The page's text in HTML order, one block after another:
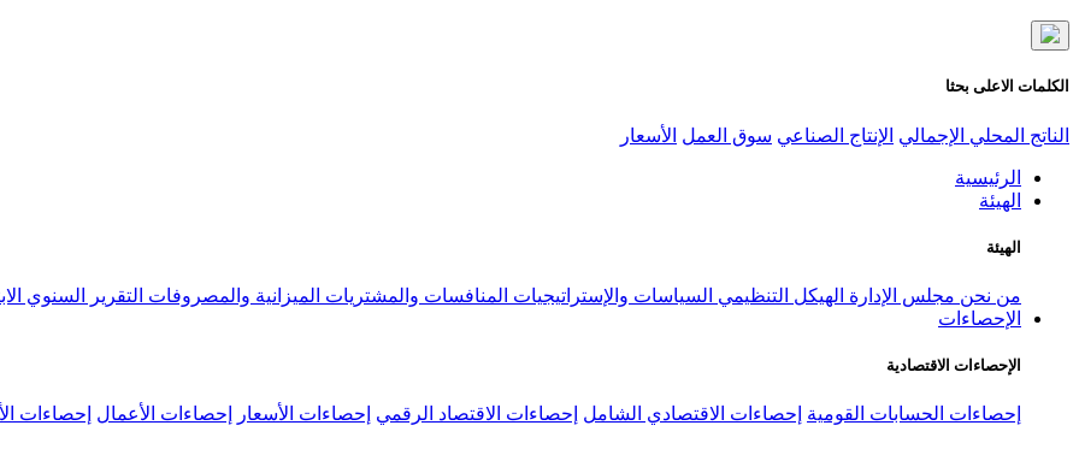
الكلمات الاعلى بحثا
الناتج المحلي الإجمالي الإنتاج الصناعي سوق العمل الأسعار
الرئيسية
الهيئة
الهيئة
من نحن مجلس الإدارة الهيكل التنظيمي السياسات والإستراتيجيات المنافسات والمشتريات الميزانية والمصروفات التقرير السنوي
الإحصاءات
الإحصاءات الاقتصادية
إحصاءات الحسابات القومية إحصاءات الاقتصادي الشامل إحصاءات الاقتصاد الرقمي إحصاءات الأسعار إحصاءات الأعمال إحصاءات